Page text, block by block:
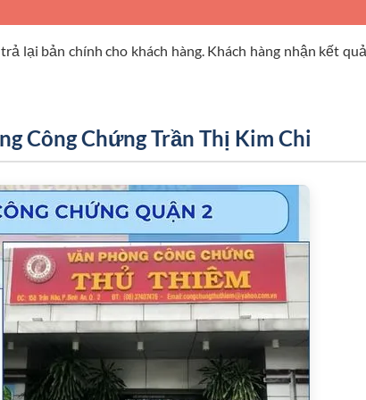
lại bản chính cho khách hàng. Khách hàng nhận kết
Công Chứng Trần Thị Kim Chi